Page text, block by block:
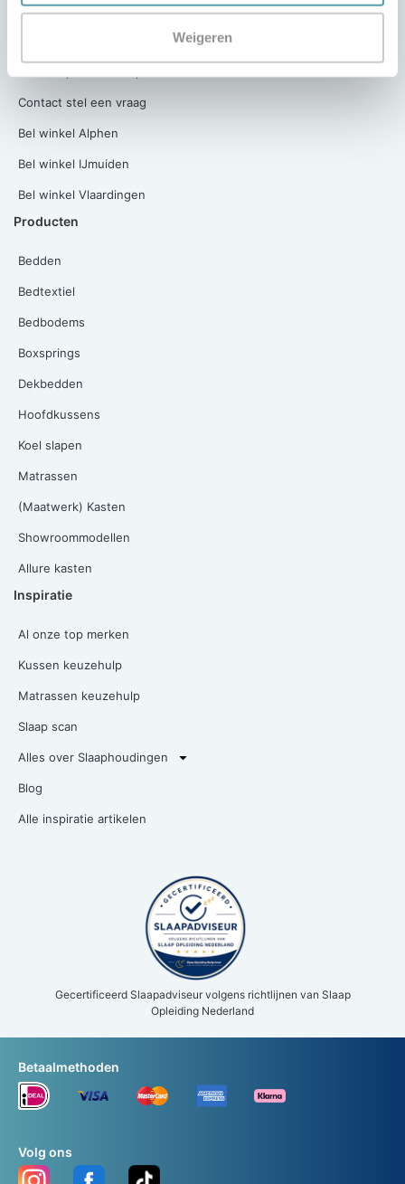
Weigeren
Winkel IJmuiden
Contact stel een vraag
Bel winkel Alphen
Bel winkel IJmuiden
Bel winkel Vlaardingen
Producten
Bedden
Bedtextiel
Bedbodems
Boxsprings
Dekbedden
Hoofdkussens
Koel slapen
Matrassen
(Maatwerk) Kasten
Showroommodellen
Allure kasten
Inspiratie
Al onze top merken
Kussen keuzehulp
Matrassen keuzehulp
Slaap scan
Alles over Slaaphoudingen
Blog
Alle inspiratie artikelen
Gecertificeerd Slaapadviseur volgens richtlijnen van Slaap
Opleiding Nederland
Volg ons
Betaalmethoden